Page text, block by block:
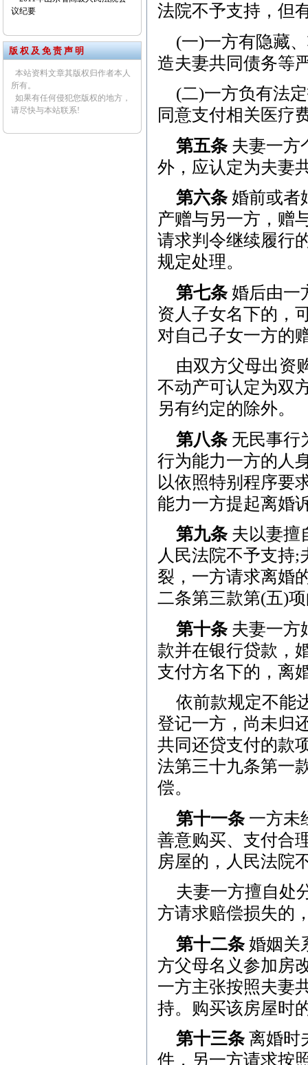
议纪要
版 权 及 免 责 声 明
本站资料文章其版权归作者本人
所有。
如果有任何侵犯您版权的地方，
请尽快与本站联系!
法院不予支持，但
(一)一方有隐藏
造夫妻共同债务等
(二)一方负有法
同意支付相关医疗
第五条夫妻一方
外，应认定为夫妻
第六条婚前或者
产赠与另一方，赠
请求判令继续履行
规定处理。
第七条婚后由一
资人子女名下的，
对自己子女一方的
由双方父母出资
不动产可认定为双
另有约定的除外。
第八条无民事行
行为能力一方的人
以依照特别程序要
能力一方提起离婚
第九条夫以妻擅
人民法院不予支持
裂，一方请求离婚
二条第三款第(五)
第十条夫妻一方
款并在银行贷款，
支付方名下的，离
依前款规定不能
登记一方，尚未归
共同还贷支付的款
法第三十九条第一
偿。
第十一条一方未
善意购买、支付合
房屋的，人民法院
夫妻一方擅自处
方请求赔偿损失的
第十二条婚姻关
方父母名义参加房
一方主张按照夫妻
持。购买该房屋时
第十三条离婚时
件，另一方请求按